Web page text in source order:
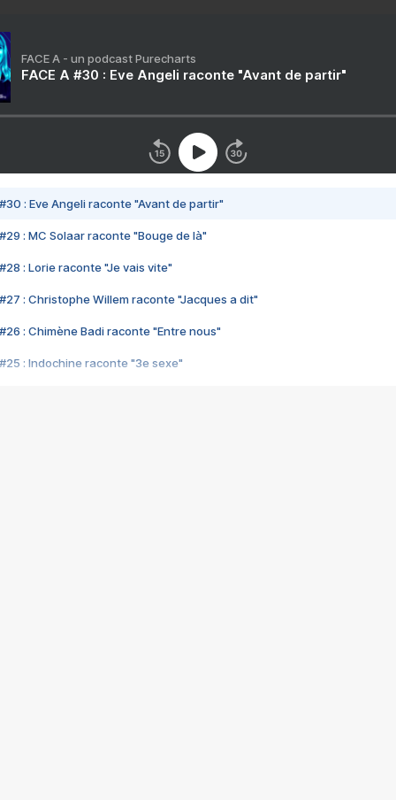
FACE A - un podcast Purecharts
FACE A #30 : Eve Angeli raconte "Avant de partir"
#30 : Eve Angeli raconte "Avant de partir"
#29 : MC Solaar raconte "Bouge de là"
#28 : Lorie raconte "Je vais vite"
#27 : Christophe Willem raconte "Jacques a dit"
#26 : Chimène Badi raconte "Entre nous"
#25 : Indochine raconte "3e sexe"